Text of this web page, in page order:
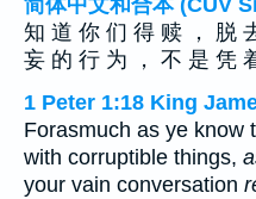
简体中文和合本 (CUV
知 道 你 们 得 赎 ， 脱
妄 的 行 为 ， 不 是 凭
1 Peter 1:18 King
Forasmuch as ye know
with corruptible things,
your vain conversation